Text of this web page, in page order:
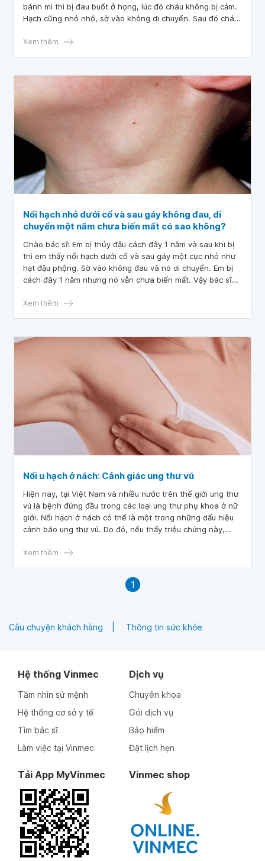
bánh mì thì bị đau buốt ở họng, lúc đó cháu không bị cảm.
Hạch cũng nhỏ nhỏ, sờ vào không di chuyển. Sau đó cháu
Xem thêm
Nổi hạch nhỏ dưới cổ và sau gáy không đau, di
chuyển một năm chưa biến mất có sao không?
Chào bác sĩ! Em bị thủy đậu cách đây 1 năm và sau khi bị
thì em thấy nổi hạch dưới cổ và sau gáy một cục nhỏ như
hạt đậu phộng. Sờ vào không đau và nó di chuyển. Em bị
cách đây 1 năm nhưng nó vẫn chưa biến mất. Vậy bác sĩ
di chuyển một năm chưa biến mất có sao không?” Cảm ơn
Xem thêm
Nổi u hạch ở nách: Cảnh giác ung thư vú
Hiện nay, tại Việt Nam và nhiều nước trên thế giới ung thư
vú là bệnh đứng đầu trong các loại ung thư phụ khoa ở nữ
giới. Nổi hạch ở nách có thể là một trong những dấu hiệu
cảnh báo ung thư vú. Do đó, nếu thấy triệu chứng này,
sống sót.
Xem thêm
1
Câu chuyện khách hàng Thông tin sức khỏe
Hệ thống Vinmec
Tầm nhìn sứ mệnh
Hệ thống cơ sở y tế
Tìm bác sĩ
Làm việc tại Vinmec
Dịch vụ
Chuyên khoa
Gói dịch vụ
Bảo hiểm
Đặt lịch hẹn
Tải App MyVinmec Vinmec shop